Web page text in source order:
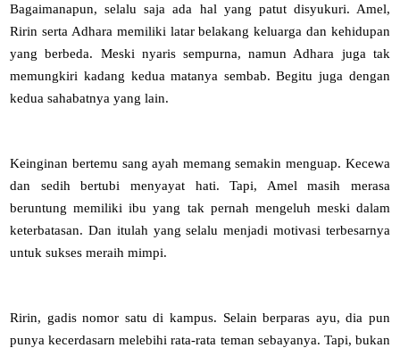
Bagaimanapun, selalu saja ada hal yang patut disyukuri. Amel,
Ririn serta Adhara memiliki latar belakang keluarga dan kehidupan
yang berbeda. Meski nyaris sempurna, namun Adhara juga tak
memungkiri kadang kedua matanya sembab. Begitu juga dengan
kedua sahabatnya yang lain.
Keinginan bertemu sang ayah memang semakin menguap. Kecewa
dan sedih bertubi menyayat hati. Tapi, Amel masih merasa
beruntung memiliki ibu yang tak pernah mengeluh meski dalam
keterbatasan. Dan itulah yang selalu menjadi motivasi terbesarnya
untuk sukses meraih mimpi.
Ririn, gadis nomor satu di kampus. Selain berparas ayu, dia pun
punya kecerdasarn melebihi rata-rata teman sebayanya. Tapi, bukan